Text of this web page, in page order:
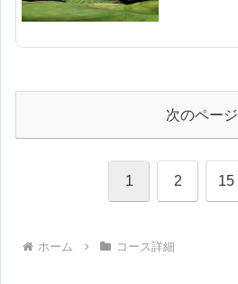
次のページ
1 2 15
ホーム コース詳細